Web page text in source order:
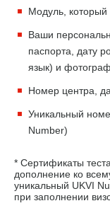
Модуль,
Ваши
паспорта, дату
язык) и
Номер центра,
Уникальный
Number)
* Сертификаты
дополнение ко
уникальный UKVI
при заполнении